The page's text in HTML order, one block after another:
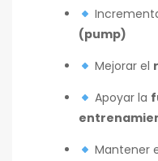
(pump)
Mejorar el
Apoyar la
Mantener